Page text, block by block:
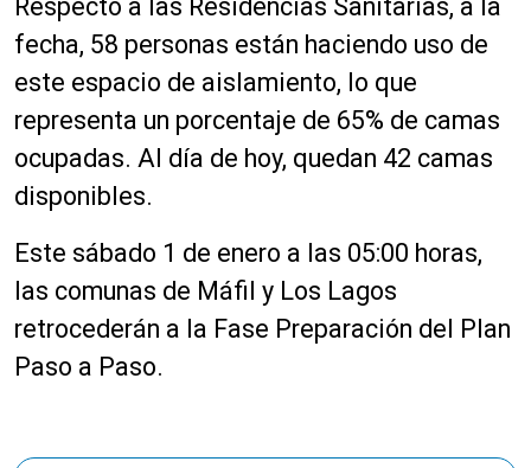
Respecto a las Residencias Sanitarias, a la
fecha, 58 personas están haciendo uso de
este espacio de aislamiento, lo que
representa un porcentaje de 65% de camas
ocupadas. Al día de hoy, quedan 42 camas
disponibles.
Este sábado 1 de enero a las 05:00 horas,
las comunas de Máfil y Los Lagos
retrocederán a la Fase Preparación del Plan
Paso a Paso.